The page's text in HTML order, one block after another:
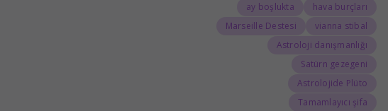
hava burçları
ay boşlukta
vianna stibal
Marseille Destesi
Astroloji danışmanlığı
Satürn gezegeni
Astrolojide Plüto
Tamamlayıcı şifa